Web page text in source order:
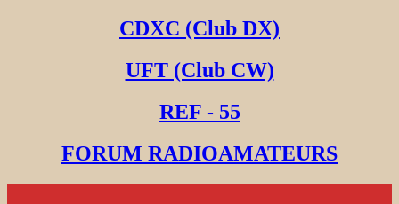
CDXC (Club DX)
UFT (Club CW)
REF - 55
FORUM RADIOAMATEURS